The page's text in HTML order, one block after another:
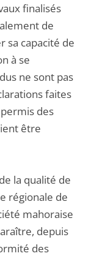
finalisés
de
sa capacité de
à se
ne sont pas
faites
des
être
la qualité de
régionale de
mahoraise
depuis
des